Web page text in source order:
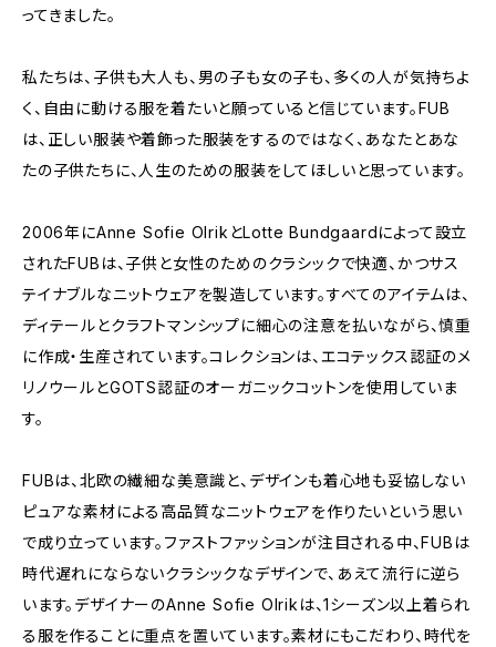
ってきました。
私たちは、子供も大人も、男の子も女の子も、多くの人が気持ちよ
く、自由に動ける服を着たいと願っていると信じています。FUB
は、正しい服装や着飾った服装をするのではなく、あなたとあな
たの子供たちに、人生のための服装をしてほしいと思っています。
2006年にAnne Sofie OlrikとLotte Bundgaardによって設立
されたFUBは、子供と女性のためのクラシックで快適、かつサス
テイナブルなニットウェアを製造しています。すべてのアイテムは、
ディテールとクラフトマンシップに細心の注意を払いながら、慎重
に作成・生産されています。コレクションは、エコテックス認証のメ
リノウールとGOTS認証のオーガニックコットンを使用していま
す。
FUBは、北欧の繊細な美意識と、デザインも着心地も妥協しない
ピュアな素材による高品質なニットウェアを作りたいという思い
で成り立っています。ファストファッションが注目される中、FUBは
時代遅れにならないクラシックなデザインで、あえて流行に逆ら
います。デザイナーのAnne Sofie Olrikは、1シーズン以上着られ
る服を作ることに重点を置いています。素材にもこだわり、時代を